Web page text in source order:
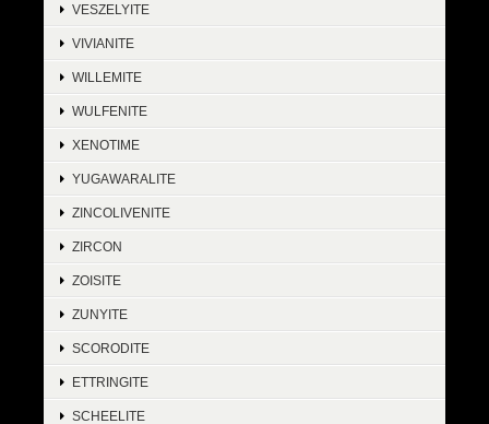
VESZELYITE
VIVIANITE
WILLEMITE
WULFENITE
XENOTIME
YUGAWARALITE
ZINCOLIVENITE
ZIRCON
ZOISITE
ZUNYITE
SCORODITE
ETTRINGITE
SCHEELITE